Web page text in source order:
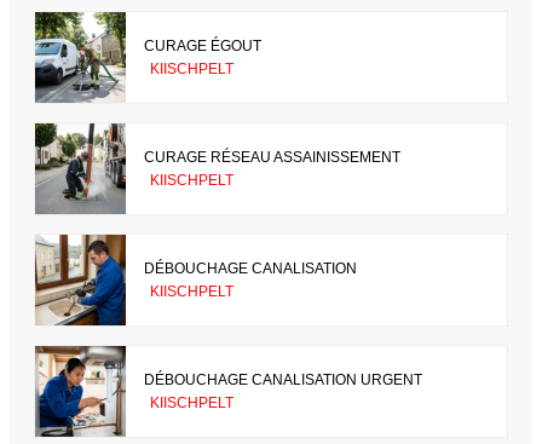
CURAGE ÉGOUT
KIISCHPELT
CURAGE RÉSEAU ASSAINISSEMENT
KIISCHPELT
DÉBOUCHAGE CANALISATION
KIISCHPELT
DÉBOUCHAGE CANALISATION URGENT
KIISCHPELT